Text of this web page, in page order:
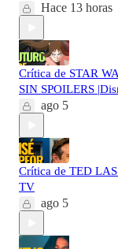
Hace 13 horas
Crítica de STAR
SIN SPOILERS
ago 5
Crítica de TED
TV
ago 5